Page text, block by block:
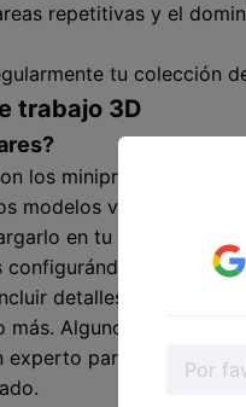
repetitivas y el
tu colección
trabajo 3D
los minipreliminares.
modelos vienen pre-
en tu software
detalles como
más. Algunos modelos
experto para utilizar